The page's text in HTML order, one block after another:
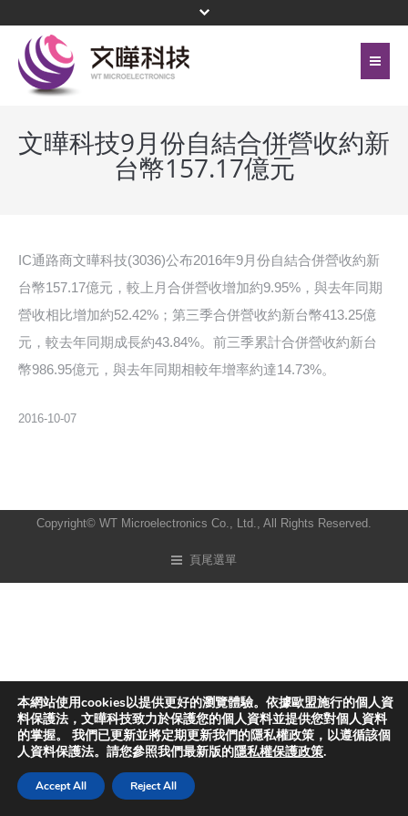
代理產品線
公司治理
新聞中心
聯絡我們
隱私權保護政策
頁尾選單
文曄科技9月份自結合併營收約新
台幣157.17億元
IC通路商文曄科技(3036)公布2016年9月份自結合併營收約新
台幣157.17億元，較上月合併營收增加約9.95%，與去年同期
營收相比增加約52.42%；第三季合併營收約新台幣413.25億
元，較去年同期成長約43.84%。前三季累計合併營收約新台
幣986.95億元，與去年同期相較年增率約達14.73%。
2016-10-07
Copyright© WT Microelectronics Co., Ltd., All Rights Reserved.
頁尾選單
本網站使用cookies以提供更好的瀏覽體驗。依據歐盟施行的個人資
料保護法，文曄科技致力於保護您的個人資料並提供您對個人資料
的掌握。 我們已更新並將定期更新我們的隱私權政策，以遵循該個
人資料保護法。請您參照我們最新版的隱私權保護政策.
Accept All Reject All